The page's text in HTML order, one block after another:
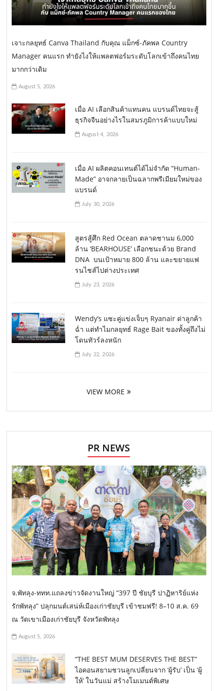
เจาะกลยุทธ์ Canva Thailand กับคุณ แม็กซ์-ภัคพล Country
Manager คนแรก ทำยังไงให้แพลตฟอร์มระดับโลกเข้าถึงคนไทย
มากกว่าเดิม
August 5, 2026
เมื่อ AI เลือกสินค้าแทนคน แบรนด์ไทยจะสู้
ธุรกิจจีนอย่างไรในสมรภูมิการค้าแบบใหม่
August 4, 2026
เมื่อ AI ผลิตคอนเทนต์ได้ไม่จำกัด “Human-
Made” อาจกลายเป็นฉลากพรีเมียมใหม่ของ
แบรนด์
July 30, 2026
สูตรสู้ศึก Red Ocean ตลาดชานม 6,000
ล้าน ‘BEARHOUSE’ เลือกชนะด้วย Brand
DNA บนเป้าหมาย 800 ล้าน และขยายแฟ
รนไชส์ไปต่างประเทศ
July 23, 2026
Wendy’s แซะคู่แข่งเจ็บๆ Ryanair ด่าลูกค้า
ฉ่ำ แต่ทำไมกลยุทธ์ Rage Bait ของทั้งคู่ถึงไม่
โดนทัวร์ลงหนัก
July 22, 2026
VIEW MORE
PR NEWS
จ.พัทลุง-ททท.แถลงข่าวจัดงานใหญ่ “397 ปี ชัยบุรี ปาฏิหาริย์แห่ง
รักพัทลุง” ปลุกมนต์เสน่ห์เมืองเก่าชัยบุรี เข้าชมฟรี! 8–10 ส.ค. 69
ณ วัดเขาเมืองเก่าชัยบุรี จังหวัดพัทลุง
August 5, 2026
“THE BEST MUM DESERVES THE BEST”
ไอคอนสยามชวนลูกเปลี่ยนจาก ‘ผู้รับ’ เป็น ‘ผู้
ให้’ ในวันแม่ สร้างโมเมนต์พิเศษ